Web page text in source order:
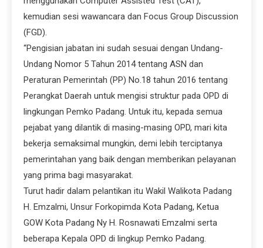
kemudian sesi wawancara dan Focus Group Discussion
(FGD).
“Pengisian jabatan ini sudah sesuai dengan Undang-
Undang Nomor 5 Tahun 2014 tentang ASN dan
Peraturan Pemerintah (PP) No.18 tahun 2016 tentang
Perangkat Daerah untuk mengisi struktur pada OPD di
lingkungan Pemko Padang. Untuk itu, kepada semua
pejabat yang dilantik di masing-masing OPD, mari kita
bekerja semaksimal mungkin, demi lebih terciptanya
pemerintahan yang baik dengan memberikan pelayanan
yang prima bagi masyarakat.
Turut hadir dalam pelantikan itu Wakil Walikota Padang
H. Emzalmi, Unsur Forkopimda Kota Padang, Ketua
GOW Kota Padang Ny H. Rosnawati Emzalmi serta
beberapa Kepala OPD di lingkup Pemko Padang.